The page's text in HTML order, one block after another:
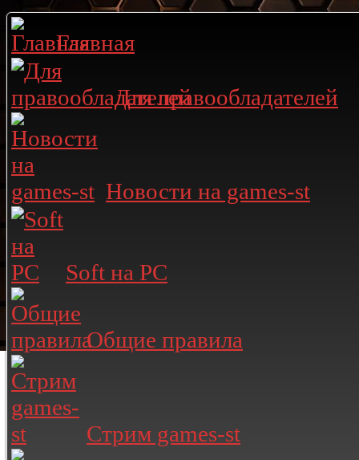
Главная
Для правообладателей
Новости на games-st
Soft на PC
Общие правила
Стрим games-st